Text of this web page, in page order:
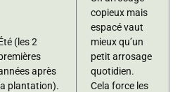
(les 2
après
la plantation).
copieux mais
espacé vaut
mieux qu’un
petit arrosage
quotidien.
Cela force les